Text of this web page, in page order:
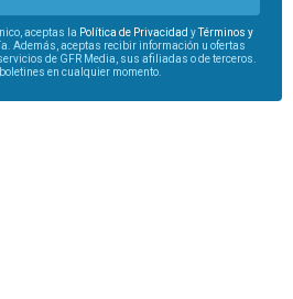
aceptas la Política de Privacidad yTérminos y
Además, aceptas recibir información u ofertas
de GFR Media, sus afiliadas o de terceros.
en cualquier momento.